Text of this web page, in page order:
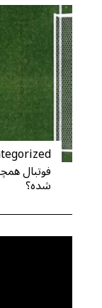
فوتبال
شده؟